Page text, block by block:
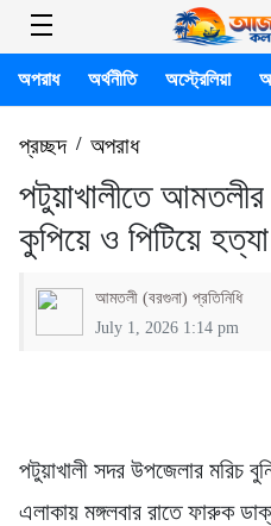
অপরাধ অর্থনীতি অস্ট্রেলিয়া
প্রচ্ছদ/ অপরাধ
পটুয়াখালীতে
কুপিয়ে ও পিটিয়ে হত্যা
আমতলী (বরগুনা) প্রতিনিধি
July 1, 2026 1:14 pm
পটুয়াখালী সদর উপজেলার মরিচ
এলাকায় মঙ্গলবার রাতে ফারুক